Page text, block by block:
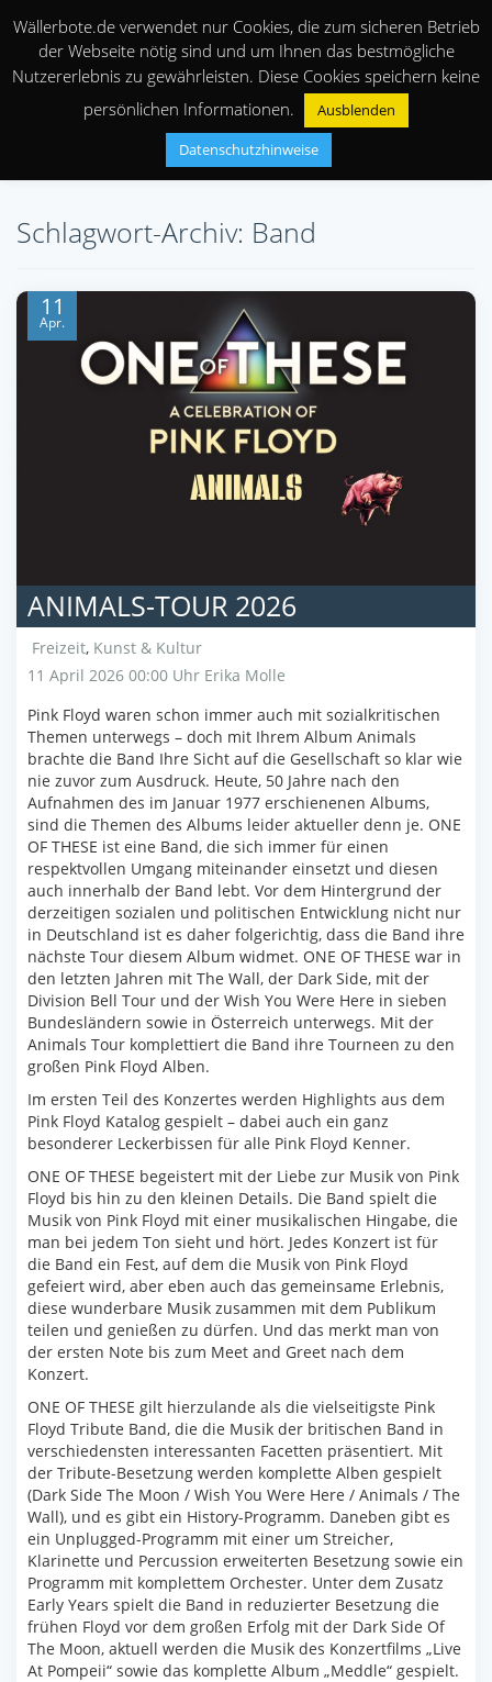
Schlagwort-Archiv: Band
11
Apr.
ANIMALS-TOUR 2026
Freizeit, Kunst & Kultur
11 April 2026 00:00 Uhr Erika Molle
Pink Floyd waren schon immer auch mit sozialkritischen
Themen unterwegs – doch mit Ihrem Album Animals
brachte die Band Ihre Sicht auf die Gesellschaft so klar wie
nie zuvor zum Ausdruck. Heute, 50 Jahre nach den
Aufnahmen des im Januar 1977 erschienenen Albums,
sind die Themen des Albums leider aktueller denn je. ONE
OF THESE ist eine Band, die sich immer für einen
respektvollen Umgang miteinander einsetzt und diesen
auch innerhalb der Band lebt. Vor dem Hintergrund der
derzeitigen sozialen und politischen Entwicklung nicht nur
in Deutschland ist es daher folgerichtig, dass die Band ihre
nächste Tour diesem Album widmet. ONE OF THESE war in
den letzten Jahren mit The Wall, der Dark Side, mit der
Division Bell Tour und der Wish You Were Here in sieben
Bundesländern sowie in Österreich unterwegs. Mit der
Animals Tour komplettiert die Band ihre Tourneen zu den
großen Pink Floyd Alben.
Im ersten Teil des Konzertes werden Highlights aus dem
Pink Floyd Katalog gespielt – dabei auch ein ganz
besonderer Leckerbissen für alle Pink Floyd Kenner.
ONE OF THESE begeistert mit der Liebe zur Musik von Pink
Floyd bis hin zu den kleinen Details. Die Band spielt die
Musik von Pink Floyd mit einer musikalischen Hingabe, die
man bei jedem Ton sieht und hört. Jedes Konzert ist für
die Band ein Fest, auf dem die Musik von Pink Floyd
gefeiert wird, aber eben auch das gemeinsame Erlebnis,
diese wunderbare Musik zusammen mit dem Publikum
teilen und genießen zu dürfen. Und das merkt man von
der ersten Note bis zum Meet and Greet nach dem
Konzert.
ONE OF THESE gilt hierzulande als die vielseitigste Pink
Floyd Tribute Band, die die Musik der britischen Band in
verschiedensten interessanten Facetten präsentiert. Mit
der Tribute-Besetzung werden komplette Alben gespielt
(Dark Side The Moon / Wish You Were Here / Animals / The
Wall), und es gibt ein History-Programm. Daneben gibt es
ein Unplugged-Programm mit einer um Streicher,
Klarinette und Percussion erweiterten Besetzung sowie ein
Programm mit komplettem Orchester. Unter dem Zusatz
Early Years spielt die Band in reduzierter Besetzung die
frühen Floyd vor dem großen Erfolg mit der Dark Side Of
The Moon, aktuell werden die Musik des Konzertfilms „Live
At Pompeii“ sowie das komplette Album „Meddle“ gespielt.
Wällerbote.de verwendet nur Cookies, die zum sicheren Betrieb
der Webseite nötig sind und um Ihnen das bestmögliche
Nutzererlebnis zu gewährleisten. Diese Cookies speichern keine
persönlichen Informationen.
Ausblenden
Datenschutzhinweise